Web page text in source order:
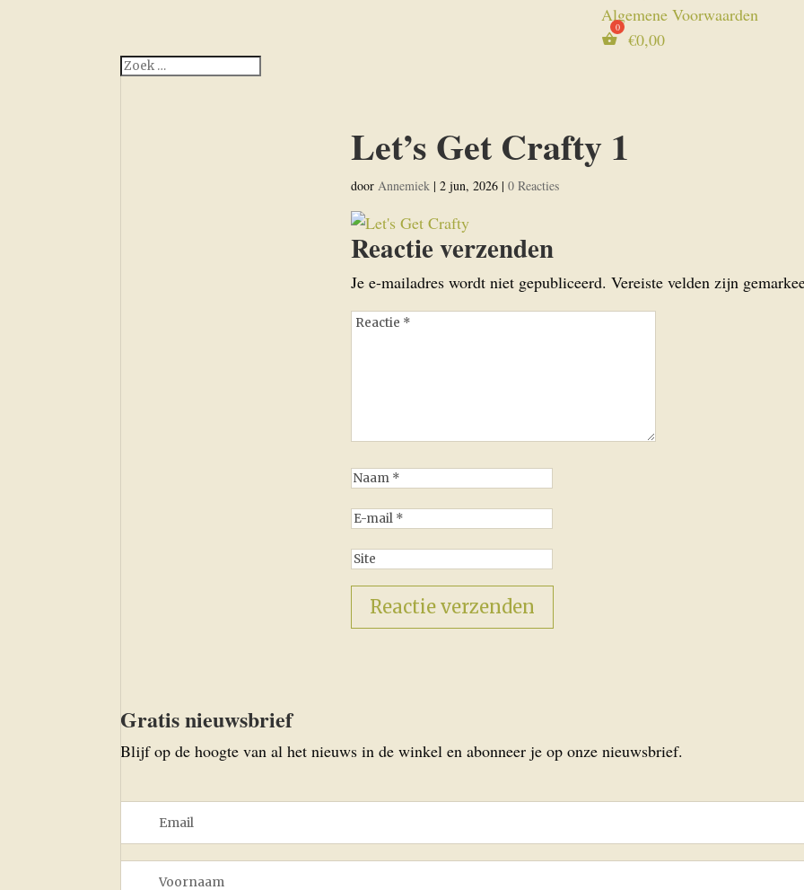
Algemene Voorwaarden
€0,00
Let’s Get Crafty 1
doorAnnemiek |2 jun, 2026 |0 Reacties
Reactie verzenden
Je e-mailadres wordt niet gepubliceerd. Vereiste velden zijn
Gratis nieuwsbrief
Blijf op de hoogte van al het nieuws in de winkel en abonneer je op onze nieuwsbrief.